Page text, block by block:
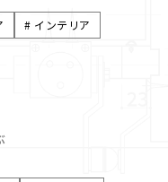
# インテリア